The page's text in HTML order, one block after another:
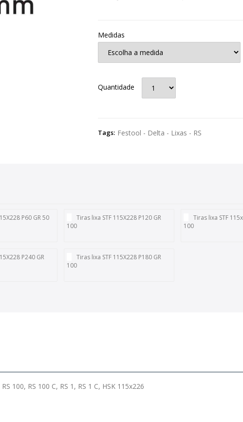
Medidas
Quantidade
Tags: Festool - Delta - Lixas - RS
P60 GR 50
Tiras lixa STF 115X228 P120 GR
100
Tiras lixa STF
100
P240 GR
Tiras lixa STF 115X228 P180 GR
100
100, RS 100 C, RS 1, RS 1 C, HSK 115x226